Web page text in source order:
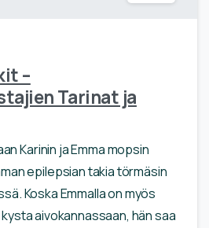
–
Tarinat ja
Karinin ja Emma mopsin
epilepsian takia törmäsin
Koska Emmalla on myös
aivokannassaan, hän saa